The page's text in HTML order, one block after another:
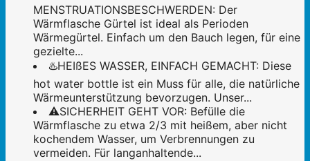
MENSTRUATIONSBESCHWERDEN: Der
Wärmflasche Gürtel ist ideal als Perioden
Wärmegürtel. Einfach um den Bauch legen, für eine
gezielte...
♨️HEIßES WASSER, EINFACH GEMACHT: Diese
hot water bottle ist ein Muss für alle, die natürliche
Wärmeunterstützung bevorzugen. Unser...
⚠️SICHERHEIT GEHT VOR: Befülle die
Wärmflasche zu etwa 2/3 mit heißem, aber nicht
kochendem Wasser, um Verbrennungen zu
vermeiden. Für langanhaltende...